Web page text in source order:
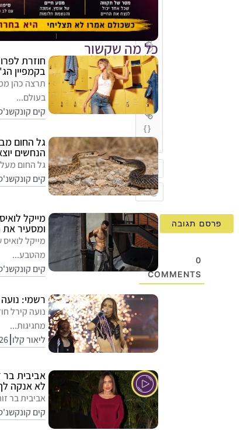
{}
[+]
שם
0
COMMENTS
כל מה שקשור
חוזרת
בקמפיין
תרצה כהן
בעולם...
קים
גל החום
הנחשים
גל החום
קים
מייקל
ומסעיר
מייקל
מהטבע...
קים
רשמי: נועה
מחגיגות...
ליאור קלו
אביבית
לא אנקה
אביבית בר
קים